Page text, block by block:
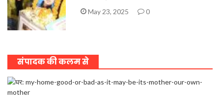
May 23, 2025 0
संपादक की कलम से